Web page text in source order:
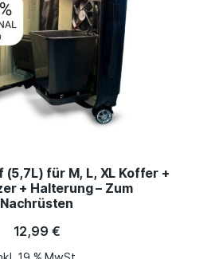
(5,7L) für M, L, XL Koffer +
+ Halterung – Zum
Nachrüsten
12,99 €